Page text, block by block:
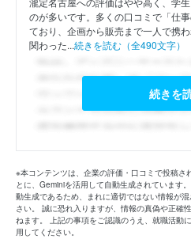
のが多いです。多くの口コミで「仕
ており、企画から販売まで一人で携
関わった...続きを読む（全490文字）
続きを
※本コンテンツは、企業の評価・口コミで投稿さ
とに、Geminiを活用して自動生成されています
動生成であるため、まれに適切ではない情報が
さい。 誠に恐れ入りますが、情報の真偽や正確
ねます。 上記の事項をご認識のうえ、就職活動
用してください。